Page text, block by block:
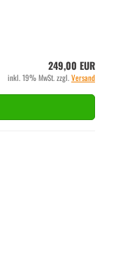
249,00 EUR
inkl. 19% MwSt. zzgl.Versand